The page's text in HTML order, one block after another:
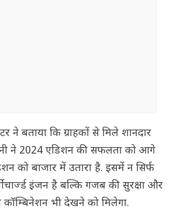
ने बताया कि ग्राहकों से मिले शानदार
ने 2024 एडिशन की सफलता को आगे
को बाजार में उतारा है. इसमें न सिर्फ
इंजन है बल्कि गजब की सुरक्षा और
कॉम्बिनेशन भी देखने को मिलेगा.